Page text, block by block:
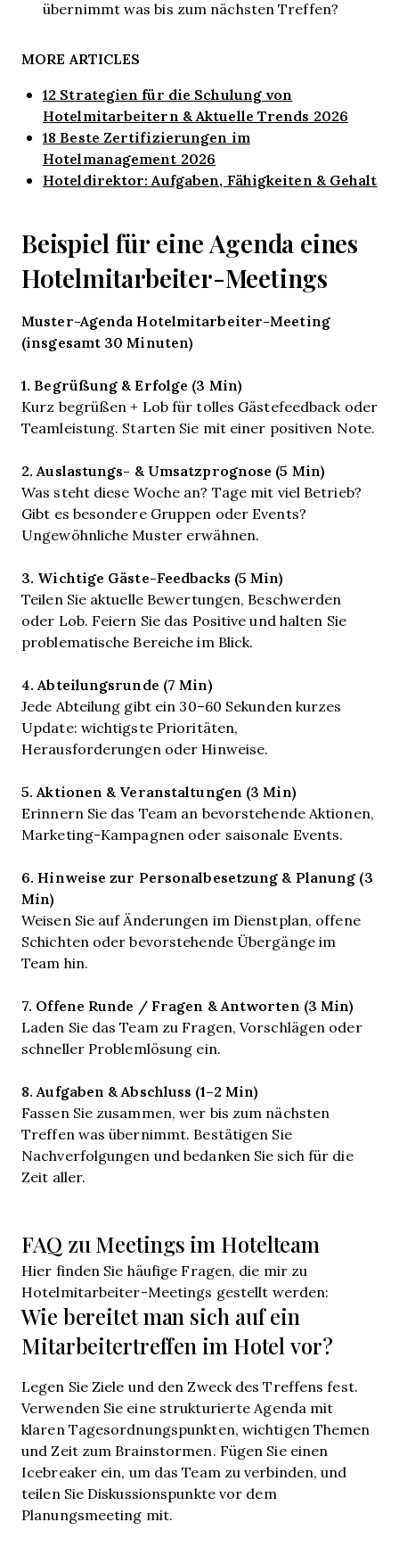
übernimmt was bis zum nächsten Treffen?
MORE ARTICLES
12 Strategien für die Schulung von
Hotelmitarbeitern & Aktuelle Trends 2026
18 Beste Zertifizierungen im
Hotelmanagement 2026
Hoteldirektor: Aufgaben, Fähigkeiten & Gehalt
Beispiel für eine Agenda eines
Hotelmitarbeiter-Meetings
Muster-Agenda Hotelmitarbeiter-Meeting
(insgesamt 30 Minuten)
1. Begrüßung & Erfolge (3 Min)
Kurz begrüßen + Lob für tolles Gästefeedback oder
Teamleistung. Starten Sie mit einer positiven Note.
2. Auslastungs- & Umsatzprognose (5 Min)
Was steht diese Woche an? Tage mit viel Betrieb?
Gibt es besondere Gruppen oder Events?
Ungewöhnliche Muster erwähnen.
3. Wichtige Gäste-Feedbacks (5 Min)
Teilen Sie aktuelle Bewertungen, Beschwerden
oder Lob. Feiern Sie das Positive und halten Sie
problematische Bereiche im Blick.
4. Abteilungsrunde (7 Min)
Jede Abteilung gibt ein 30–60 Sekunden kurzes
Update: wichtigste Prioritäten,
Herausforderungen oder Hinweise.
5. Aktionen & Veranstaltungen (3 Min)
Erinnern Sie das Team an bevorstehende Aktionen,
Marketing-Kampagnen oder saisonale Events.
6. Hinweise zur Personalbesetzung & Planung (3
Min)
Weisen Sie auf Änderungen im Dienstplan, offene
Schichten oder bevorstehende Übergänge im
Team hin.
7. Offene Runde / Fragen & Antworten (3 Min)
Laden Sie das Team zu Fragen, Vorschlägen oder
schneller Problemlösung ein.
8. Aufgaben & Abschluss (1–2 Min)
Fassen Sie zusammen, wer bis zum nächsten
Treffen was übernimmt. Bestätigen Sie
Nachverfolgungen und bedanken Sie sich für die
Zeit aller.
FAQ zu Meetings im Hotelteam
Hier finden Sie häufige Fragen, die mir zu
Hotelmitarbeiter-Meetings gestellt werden:
Wie bereitet man sich auf ein
Mitarbeitertreffen im Hotel vor?
Legen Sie Ziele und den Zweck des Treffens fest.
Verwenden Sie eine strukturierte Agenda mit
klaren Tagesordnungspunkten, wichtigen Themen
und Zeit zum Brainstormen. Fügen Sie einen
Icebreaker ein, um das Team zu verbinden, und
teilen Sie Diskussionspunkte vor dem
Planungsmeeting mit.